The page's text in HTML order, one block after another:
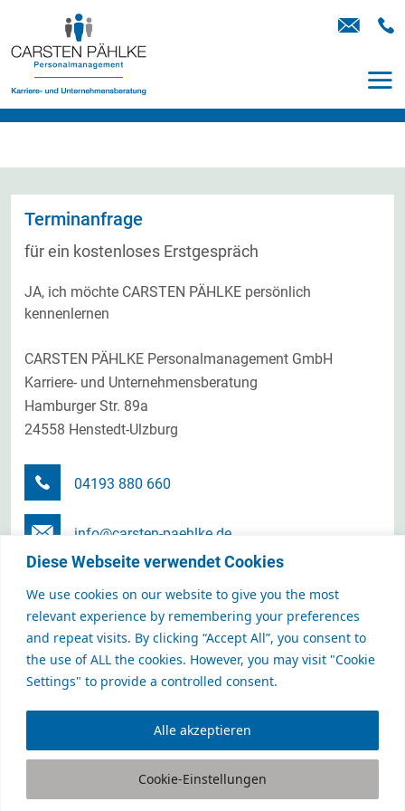
Diese Webseite verwendet Cookies
We use cookies on our website to give you the most
relevant experience by remembering your preferences
and repeat visits. By clicking “Accept All”, you consent to
the use of ALL the cookies. However, you may visit "Cookie
Settings" to provide a controlled consent.
Cookie-Einstellungen
Alle akzeptieren
Terminanfrage
für ein kostenloses Erstgespräch
JA, ich möchte CARSTEN PÄHLKE persönlich
kennenlernen
CARSTEN PÄHLKE Personalmanagement GmbH
Karriere- und Unternehmensberatung
Hamburger Str. 89a
24558 Henstedt-Ulzburg
04193 880 660
info@carsten-paehlke.de
Terminanfrage senden
CARSTEN PÄHLKE Personalmanagement GmbH
Karriere- und Unternehmensberatung
NEWSLETTER
IMPRESSUM
DATENSCHUTZERKLÄRUNG
AGB